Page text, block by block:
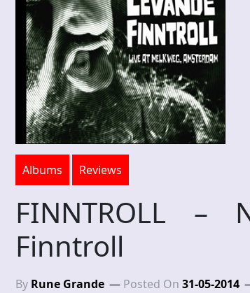
Albums Reviews
FINNTROLL –
Finntroll
By Rune Grande Posted On 31-05-2014